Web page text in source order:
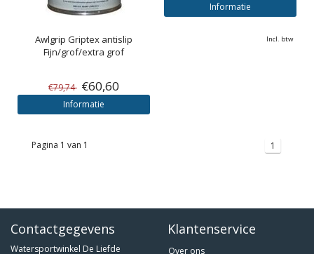
Awlgrip Griptex antislip
Fijn/grof/extra grof
€79,74 €60,60
Informatie
Informatie
Incl. btw
Pagina 1 van 1 1
Contactgegevens
Watersportwinkel De Liefde
Klantenservice
Over ons